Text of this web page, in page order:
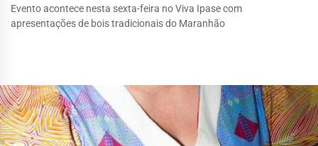
Evento acontece nesta sexta-feira no Viva Ipase com
apresentações de bois tradicionais do Maranhão